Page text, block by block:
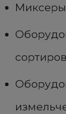
Миксеры